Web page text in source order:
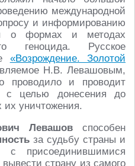
международной
и информированию
о формах и методах
геноцида. Русское
«Возрождение. Золотой
Н.В. Левашовым,
проводило и проводит
с целью донесения до
уничтожения.
Левашов способен
за судьбу страны и
присоединившимися
страну из самого